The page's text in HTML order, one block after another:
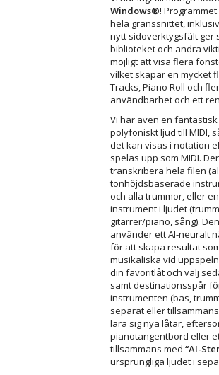
Windows®!
hela gränssnittet,
nytt sidoverktygsfält ger
biblioteket och andra
möjligt att visa flera
vilket skapar en mycket
Tracks, Piano Roll och
användbarhet och ett
Vi har även en
polyfoniskt ljud till MIDI,
det kan visas i notation
spelas upp som MIDI.
transkribera hela filen
tonhöjdsbaserade
och alla trummor, eller
instrument i ljudet
gitarrer/piano, sång). Den
använder ett AI-neuralt
för att skapa resultat
musikaliska vid
din favoritlåt och välj
samt destinationsspår
instrumenten (bas,
separat eller
lära sig nya låtar,
pianotangentbord eller
tillsammans med “AI-
ursprungliga ljudet i